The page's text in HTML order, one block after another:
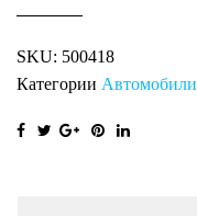
SKU: 500418
Категории Автомобили